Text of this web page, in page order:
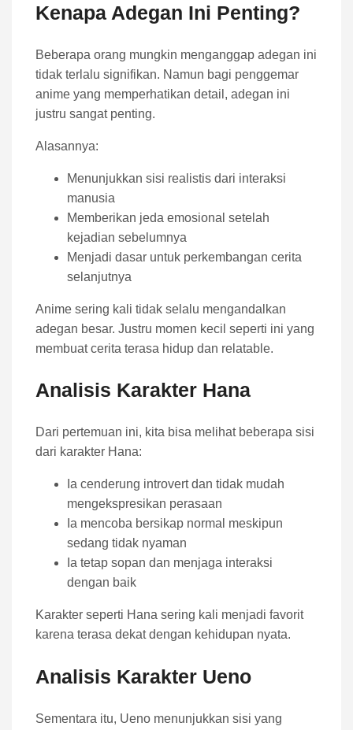
Kenapa Adegan Ini Penting?
Beberapa orang mungkin menganggap adegan ini
tidak terlalu signifikan. Namun bagi penggemar
anime yang memperhatikan detail, adegan ini
justru sangat penting.
Alasannya:
Menunjukkan sisi realistis dari interaksi
manusia
Memberikan jeda emosional setelah
kejadian sebelumnya
Menjadi dasar untuk perkembangan cerita
selanjutnya
Anime sering kali tidak selalu mengandalkan
adegan besar. Justru momen kecil seperti ini yang
membuat cerita terasa hidup dan relatable.
Analisis Karakter Hana
Dari pertemuan ini, kita bisa melihat beberapa sisi
dari karakter Hana:
Ia cenderung introvert dan tidak mudah
mengekspresikan perasaan
Ia mencoba bersikap normal meskipun
sedang tidak nyaman
Ia tetap sopan dan menjaga interaksi
dengan baik
Karakter seperti Hana sering kali menjadi favorit
karena terasa dekat dengan kehidupan nyata.
Analisis Karakter Ueno
Sementara itu, Ueno menunjukkan sisi yang